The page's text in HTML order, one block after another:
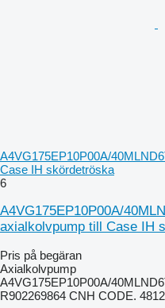
A4VG175EP10P00A/
Case IH skördetröska
6
A4VG175EP10P00A/
axialkolvpump till Case IH
Pris på begäran
Axialkolvpump
A4VG175EP10P00A/
R902269864 CNH CODE.